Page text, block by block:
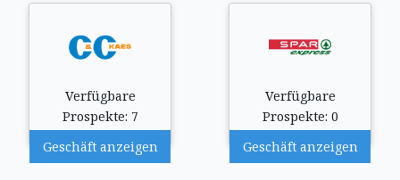
Verfügbare
Prospekte: 7
Geschäft anzeigen
Verfügbare
Prospekte: 0
Geschäft anzeigen